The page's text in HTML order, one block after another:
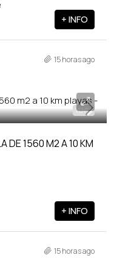
+ INFO
15 horas ago
VENTA
DE 1560 M2 A 10 KM
+ INFO
15 horas ago